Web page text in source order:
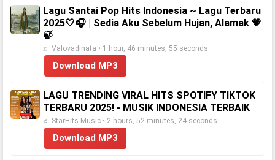
Lagu Santai Pop Hits Indonesia ~ Lagu Terbaru
2025🤍🎧 | Sedia Aku Sebelum Hujan, Alamak 💗
🍃
♬ Valovadinata • 1 hour, 46 minutes, 55 seconds
Download MP3
LAGU TRENDING VIRAL HITS SPOTIFY TIKTOK
TERBARU 2025! - MUSIK INDONESIA TERBAIK
♬ StarHits Music • 2 hours, 52 minutes, 24 seconds
Download MP3